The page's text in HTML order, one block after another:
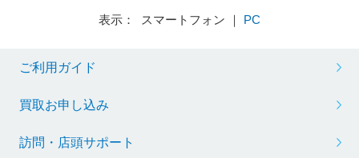
表示： スマートフォン ｜ PC
ご利用ガイド
買取お申し込み
訪問・店頭サポート